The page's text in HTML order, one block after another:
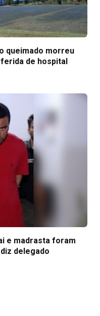
queimado morreu
de hospital
e madrasta foram
delegado